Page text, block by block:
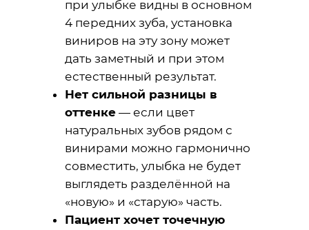
при улыбке видны в основном
4 передних зуба, установка
виниров на эту зону может
дать заметный и при этом
естественный результат.
Нет сильной разницы в
оттенке — если цвет
натуральных зубов рядом с
винирами можно гармонично
совместить, улыбка не будет
выглядеть разделённой на
«новую» и «старую» часть.
Пациент хочет точечную